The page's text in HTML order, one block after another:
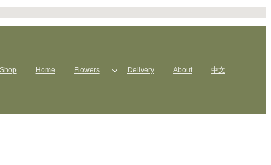
Shop Home Flowers Delivery About 中文